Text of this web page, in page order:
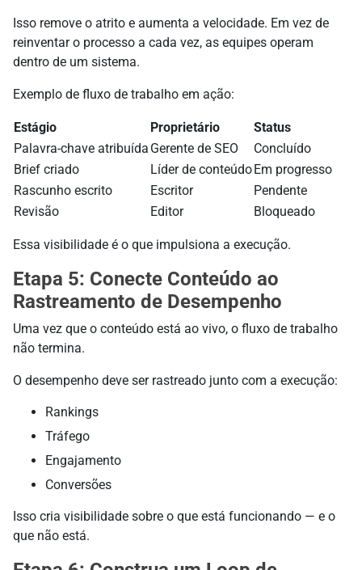
Isso remove o atrito e aumenta a velocidade. Em vez de
reinventar o processo a cada vez, as equipes operam
dentro de um sistema.
Exemplo de fluxo de trabalho em ação:
Estágio Proprietário
Status
Palavra-chave atribuída Gerente de SEO
Concluído
Brief criado
Líder de conteúdoEm progresso
Rascunho escrito
Escritor
Pendente
Revisão
Editor Bloqueado
Essa visibilidade é o que impulsiona a execução.
Etapa 5: Conecte Conteúdo ao
Rastreamento de Desempenho
Uma vez que o conteúdo está ao vivo, o fluxo de trabalho
não termina.
O desempenho deve ser rastreado junto com a execução:
Rankings
Tráfego
Engajamento
Conversões
Isso cria visibilidade sobre o que está funcionando — e o
que não está.